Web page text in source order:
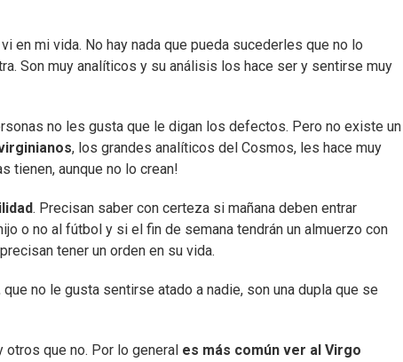
en mi vida. No hay nada que pueda sucederles que no lo
Son muy analíticos y su análisis los hace ser y sentirse muy
no les gusta que le digan los defectos. Pero no existe un
, los grandes analíticos del Cosmos, les hace muy
tienen, aunque no lo crean!
. Precisan saber con certeza si mañana deben entrar
o no al fútbol y si el fin de semana tendrán un almuerzo con
tener un orden en su vida.
que no le gusta sentirse atado a nadie, son una dupla que se
que no. Por lo general es más común ver al Virgo